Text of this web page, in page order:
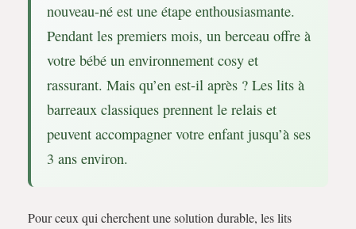
nouveau-né est une étape enthousiasmante.
Pendant les premiers mois, un berceau offre à
votre bébé un environnement cosy et
rassurant. Mais qu’en est-il après ? Les lits à
barreaux classiques prennent le relais et
peuvent accompagner votre enfant jusqu’à ses
3 ans environ.
Pour ceux qui cherchent une solution durable, les lits